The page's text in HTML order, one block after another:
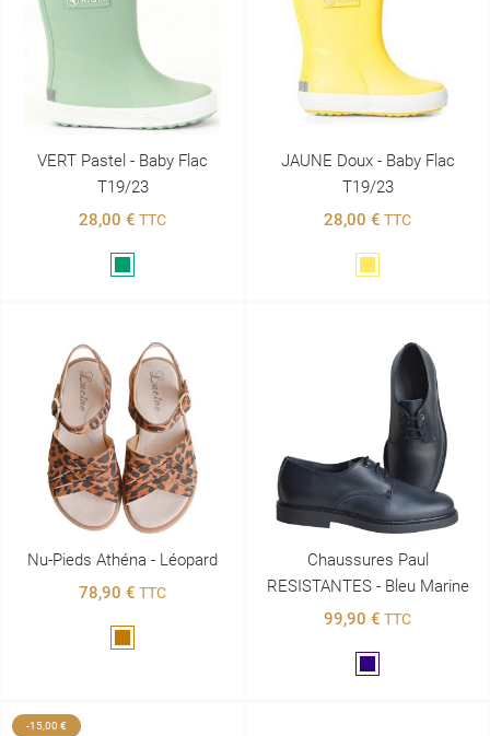
VERT Pastel - Baby Flac
T19/23
28,00 € TTC
JAUNE Doux - Baby Flac
T19/23
28,00 € TTC
Nu-Pieds Athéna - Léopard
78,90 € TTC
Chaussures Paul
RESISTANTES - Bleu Marine
99,90 € TTC
-15,00 €